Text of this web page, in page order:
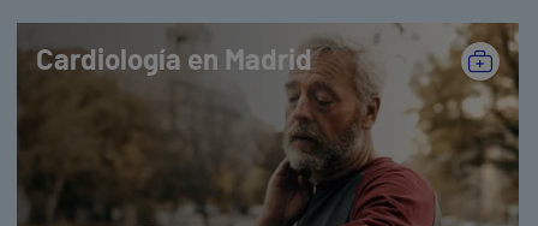
Cardiología en Madrid